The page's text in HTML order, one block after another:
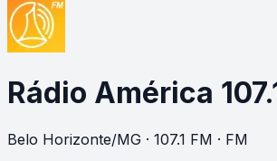
Rádio América
Belo Horizonte/MG · 107.1 FM · FM